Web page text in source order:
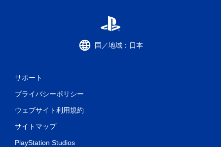
国／地域：日本
サポート
プライバシーポリシー
ウェブサイト利用規約
サイトマップ
PlayStation Studios